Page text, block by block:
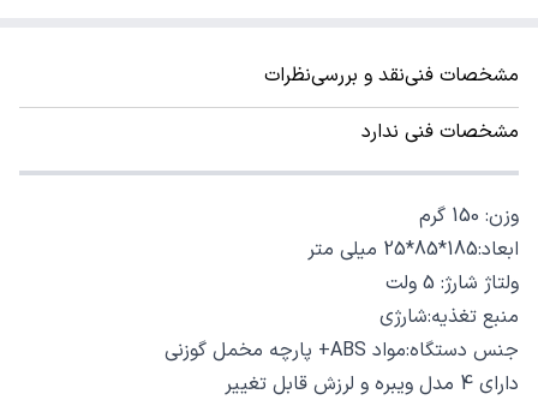
مشخصات فنینقد و بررسینظرات
مشخصات فنی ندارد
وزن: 150 گرم
ابعاد:185*85*25 میلی متر
ولتاژ شارژ: 5 ولت
منبع تغذیه:شارژی
جنس دستگاه:مواد ABS+ پارچه مخمل گوزنی
دارای 4 مدل ویبره و لرزش قابل تغییر